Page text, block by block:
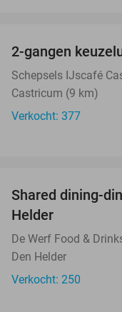
2-gangen
Schepsels IJscafé
Castricum (9 km)
Verkocht: 377
Shared dining-
Helder
De Werf Food &
Den Helder
Verkocht: 250